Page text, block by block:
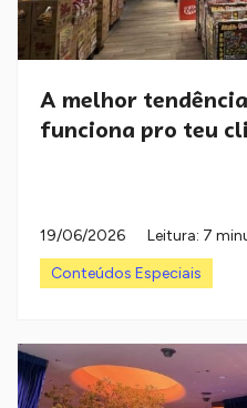
A melhor
funciona pro teu
19/06/2026
Leitura: 7
Conteúdos Especiais